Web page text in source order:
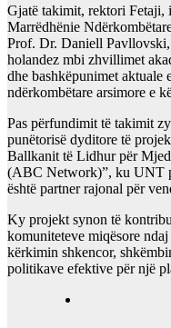
Gjatë takimit, rektori Fetaji,
Marrëdhënie
Prof. Dr. Daniell
holandez mbi zhvillimet
dhe bashkëpunimet aktuale
ndërkombëtare arsimore e
Pas përfundimit të takimit
punëtorisë dyditore të
Ballkanit të Lidhur për
(ABC Network)”, ku UNT
është partner rajonal për
Ky projekt synon të
komuniteteve miqësore
kërkimin shkencor,
politikave efektive për një